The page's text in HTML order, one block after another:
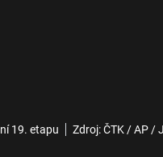
19. etapu Zdroj: ČTK / AP /